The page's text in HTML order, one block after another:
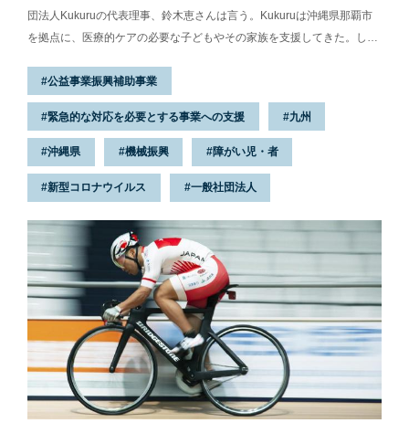
団法人Kukuruの代表理事、鈴木恵さんは言う。Kukuruは沖縄県那覇市
を拠点に、医療的ケアの必要な子どもやその家族を支援してきた。しか
大で縮小せざるを得なくなってしまう。同じ時、親たちも不安を抱えて
いた。「この子や自分たちが感染したら、どうなるの？」と。こうした
声を聞いた鈴木さんたちは、できることを探して事業を再開し始めてい
る。緊急事態でも、だからこそ、子どもも親も一息つける「レスパイト
（休息）」をつくろう、と。2020年10月、鈴木さんや利用者にオンラ
イン...
公益事業振興補助事業
緊急的な対応を必要とする事業への支援 九州
沖縄県 機械振興 障がい児・者
新型コロナウイルス 一般社団法人